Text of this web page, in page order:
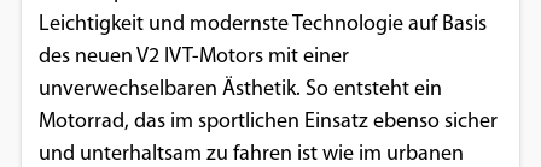
Leichtigkeit und modernste Technologie auf Basis
des neuen V2 IVT-Motors mit einer
unverwechselbaren Ästhetik. So entsteht ein
Motorrad, das im sportlichen Einsatz ebenso sicher
und unterhaltsam zu fahren ist wie im urbanen
Cookie Laufzeit:
1 Jahr